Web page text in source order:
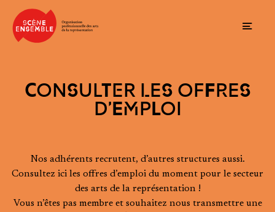
CONSULTER LES OFFRES
D’EMPLOI
Nos adhérents recrutent, d’autres structures aussi.
Consultez ici les offres d’emploi du moment pour le secteur
des arts de la représentation !
Vous n’êtes pas membre et souhaitez nous transmettre une